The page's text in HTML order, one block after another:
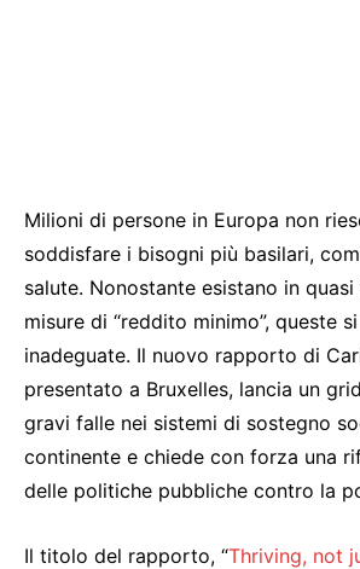
Milioni di persone in Europa non
soddisfare i bisogni più basilari,
salute. Nonostante esistano in
misure di “reddito minimo”, queste
inadeguate. Il nuovo rapporto di
presentato a Bruxelles, lancia un
gravi falle nei sistemi di sostegno
continente e chiede con forza una
delle politiche pubbliche contro la
Il titolo del rapporto, “Thriving, not